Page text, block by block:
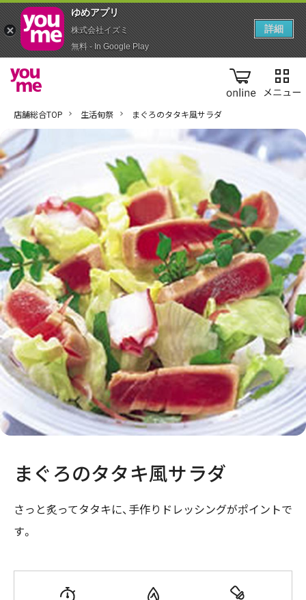
online
店舗総合TOP 生活旬祭 まぐろのタタキ風サラダ
まぐろのタタキ風サラダ
さっと炙ってタタキに、手作りドレッシングがポイントで
す。
ゆめアプ‪リ‬
株式会社イズミ
無料 - In Google Play
詳細